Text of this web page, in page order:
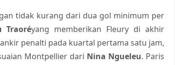
tidak kurang dari dua gol minimum per
Traoréyang memberikan Fleury di akhir
penalti pada kuartal pertama satu jam,
Montpellier dari Nina Ngueleu. Paris